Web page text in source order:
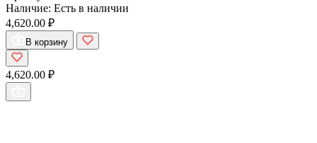
Наличие: Есть в наличии
4,620.00 ₽
В корзину
4,620.00 ₽